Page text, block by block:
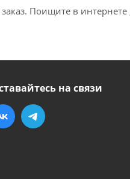
Поищите в интернете
на связи